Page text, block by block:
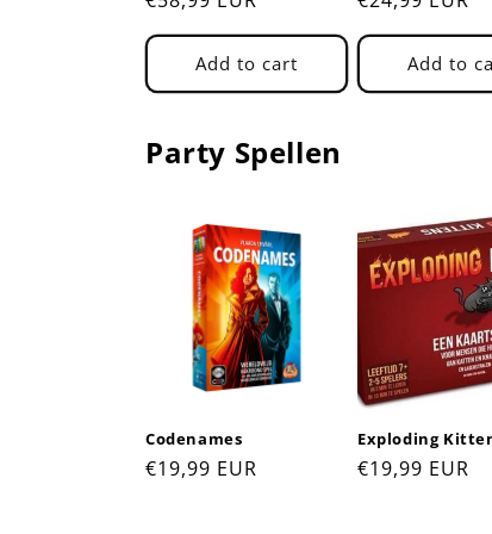
Add to cart Add to
Party Spellen
Codenames
Regular
€19,99 EUR
Exploding
Regular
€19,99 EUR